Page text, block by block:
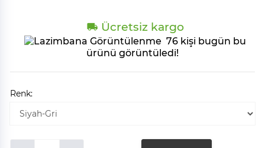
Ücretsiz kargo
76 kişi bugün bu
ürünü görüntüledi!
Renk: